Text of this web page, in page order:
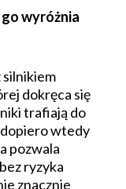
wyróżnia
dokręca się
trafiają do
dopiero wtedy
pozwala
ryzyka
znacznie